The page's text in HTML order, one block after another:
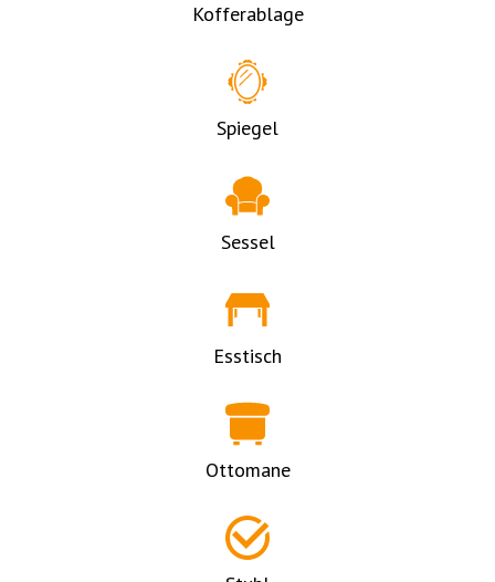
Kofferablage
Spiegel
Sessel
Esstisch
Ottomane